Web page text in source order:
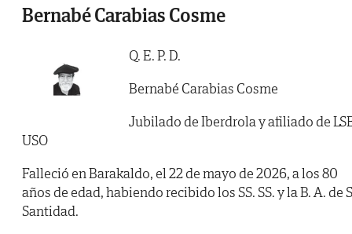
Bernabé Carabias Cosme
Q. E. P. D.
Bernabé Carabias Cosme
Jubilado de Iberdrola y afiliado de
USO
Falleció en Barakaldo, el 22 de mayo de 2026, a los 80
años de edad, habiendo recibido los SS. SS. y la B. A. de
Santidad.